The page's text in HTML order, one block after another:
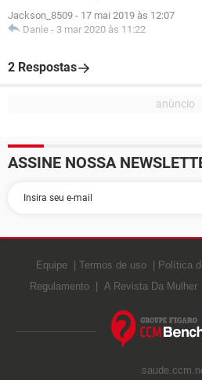
Jackson_8509 - 17 mai 2019 às 12:07
Danie - 3 mar 2020 às 11:22
2 Respostas
ASSINE NOSSA
Equipe Termos de uso Política
Regulamento
A Revista Da Mulher